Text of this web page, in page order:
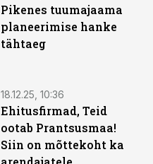
Pikenes tuumajaama
planeerimise hanke
tähtaeg
18.12.25, 10:36
Ehitusfirmad, Teid
ootab Prantsusmaa!
Siin on mõttekoht ka